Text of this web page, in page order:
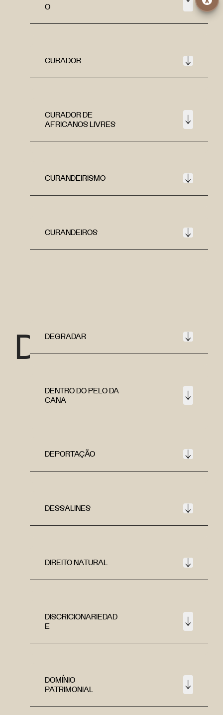
O
CURADOR
CURADOR DE
AFRICANOS LIVRES
CURANDEIRISMO
CURANDEIROS
D DEGRADAR
DENTRO DO PELO DA
CANA
DEPORTAÇÃO
DESSALINES
DIREITO NATURAL
DISCRICIONARIEDAD
E
DOMÍNIO
PATRIMONIAL